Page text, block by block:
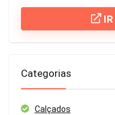
IR
Categorias
Calçados